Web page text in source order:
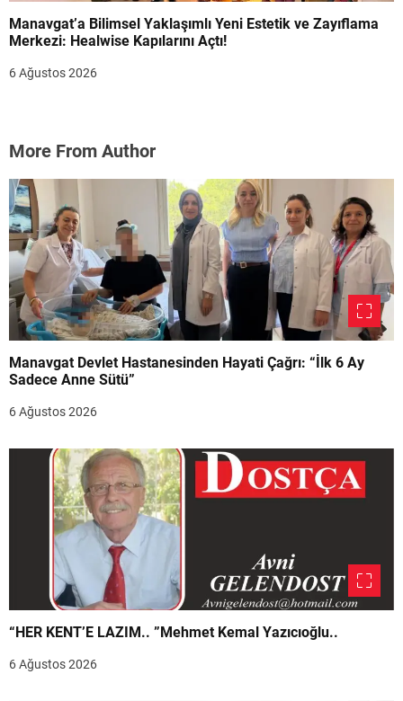
Manavgat’a Bilimsel Yaklaşımlı Yeni Estetik ve Zayıflama
Merkezi: Healwise Kapılarını Açtı!
6 Ağustos 2026
More From Author
Manavgat Devlet Hastanesinden Hayati Çağrı: “İlk 6 Ay
Sadece Anne Sütü”
6 Ağustos 2026
“HER KENT’E LAZIM.. ”Mehmet Kemal Yazıcıoğlu..
6 Ağustos 2026